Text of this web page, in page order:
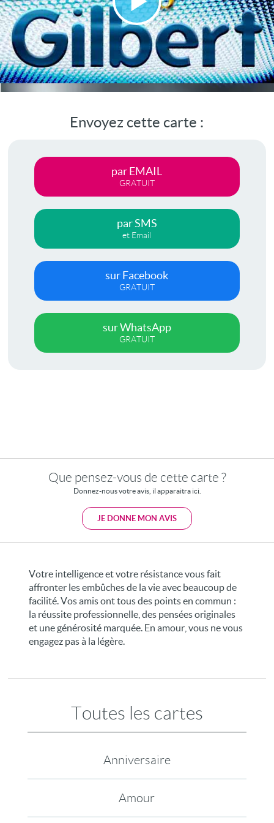
Lire
la
vidéo
Envoyez cette carte :
par EMAIL
GRATUIT
par SMS
et Email
sur Facebook
GRATUIT
sur WhatsApp
GRATUIT
Que pensez-vous de cette carte ?
Donnez-nous votre avis, il apparaitra ici.
JE DONNE MON AVIS
Votre intelligence et votre résistance vous fait
affronter les embûches de la vie avec beaucoup de
facilité. Vos amis ont tous des points en commun :
la réussite professionnelle, des pensées originales
et une générosité marquée. En amour, vous ne vous
engagez pas à la légère.
Toutes les cartes
Anniversaire
Amour